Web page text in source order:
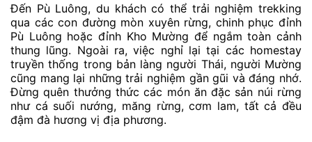
Đến Pù Luông, du khách có thể trải nghiệm trekking
qua các con đường mòn xuyên rừng, chinh phục đỉnh
Pù Luông hoặc đỉnh Kho Mường để ngắm toàn cảnh
thung lũng. Ngoài ra, việc nghỉ lại tại các homestay
truyền thống trong bản làng người Thái, người Mường
cũng mang lại những trải nghiệm gần gũi và đáng nhớ.
Đừng quên thưởng thức các món ăn đặc sản núi rừng
như cá suối nướng, măng rừng, cơm lam, tất cả đều
đậm đà hương vị địa phương.